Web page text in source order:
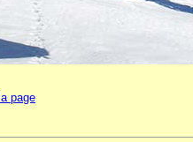
page